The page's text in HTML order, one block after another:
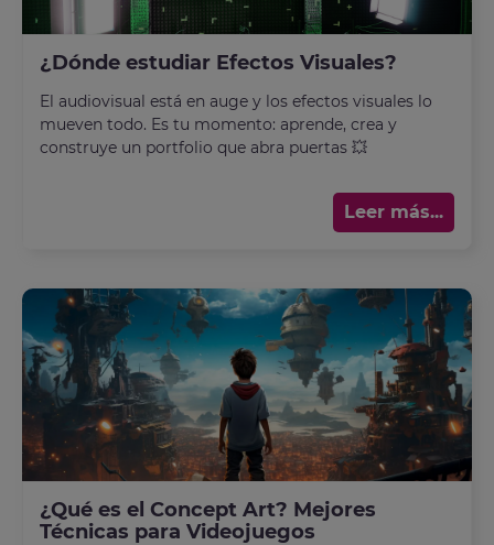
¿Dónde estudiar Efectos Visuales?
El audiovisual está en auge y los efectos visuales lo
mueven todo. Es tu momento: aprende, crea y
construye un portfolio que abra puertas 💥
Leer más...
¿Qué es el Concept Art? Mejores
Técnicas para Videojuegos